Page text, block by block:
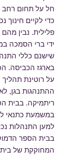
חל על תחום רחב
כדי לקיים חינוך
פלילית. נבין
ידי ברי הסמכה
שישנם כללי
בארגז הכביסה.
על רוטינת
ההתנהגות בגן,
ריתמיקה. בבית
במשמעת כתנאי
למען התנהלות
בבית הספר
המחוקקת של